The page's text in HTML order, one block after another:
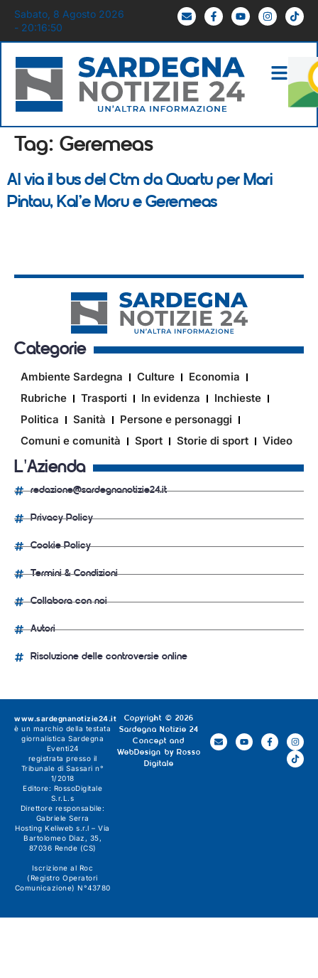
Sabato, 8 Agosto 2026
- 20:16:50
Tag: Geremeas
Al via il bus del Ctm da Quartu per Mari
Pintau, Kal’e Moru e Geremeas
Categorie
Ambiente Sardegna Culture
Economia
Rubriche
Trasporti In evidenza
Inchieste
Politica
Sanità
Persone e personaggi
Comuni e comunità
Sport Storie di sport Video
L'Azienda
redazione@sardegnanotizie24.it
Privacy Policy
Cookie Policy
Termini & Condizioni
Collabora con noi
Autori
Risoluzione delle controversie online
Copyright © 2026
Sardegna Notizie 24
Concept and
WebDesign by Rosso
Digitale
www.sardegnanotizie24.it
è un marchio della testata
giornalistica Sardegna
Eventi24
registrata presso il
Tribunale di Sassari n°
1/2018
Editore: RossoDigitale
S.r.L.s
Direttore responsabile:
Gabriele Serra
Hosting Keliweb s.r.l – Via
Bartolomeo Diaz, 35,
87036 Rende (CS)
Iscrizione al Roc
(Registro Operatori
Comunicazione) N°43780